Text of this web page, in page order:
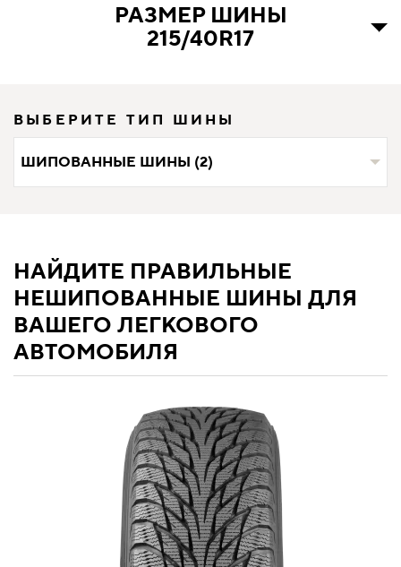
РАЗМЕР ШИНЫ
215/40R17
ВЫБЕРИТЕ ТИП ШИНЫ
ШИПОВАННЫЕ ШИНЫ (2)
НАЙДИТЕ ПРАВИЛЬНЫЕ
НЕШИПОВАННЫЕ ШИНЫ ДЛЯ
ВАШЕГО ЛЕГКОВОГО
АВТОМОБИЛЯ